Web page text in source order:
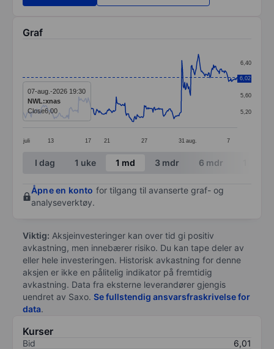
Graf
Line chart with 299 data points.
The chart has 1 X axis displaying categories.
The chart has 1 Y axis displaying values. Data
juli 13 17 21 27 31 aug. 7
5,20
5,60
6,00
6,40
6,02
07-aug.-2026 19:30
NWL:xnas
Close6,00
End of interactive chart.
I dag 1 uke 1 md 3 mdr 6 mdr
Åpne en konto for tilgang til avanserte graf- og
analyseverktøy.
Viktig: Aksjeinvesteringer kan over tid gi positiv
avkastning, men innebærer risiko. Du kan tape deler av
eller hele investeringen. Historisk avkastning for denne
aksjen er ikke en pålitelig indikator på fremtidig
avkastning. Data fra eksterne leverandører gjengis
uendret av Saxo. Se fullstendig ansvarsfraskrivelse for
data.
Kurser
Bid
6,01